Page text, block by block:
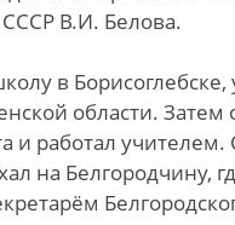
В.И. Белова.
в Борисоглебске,
области. Затем
и работал учителем.
на Белгородчину,